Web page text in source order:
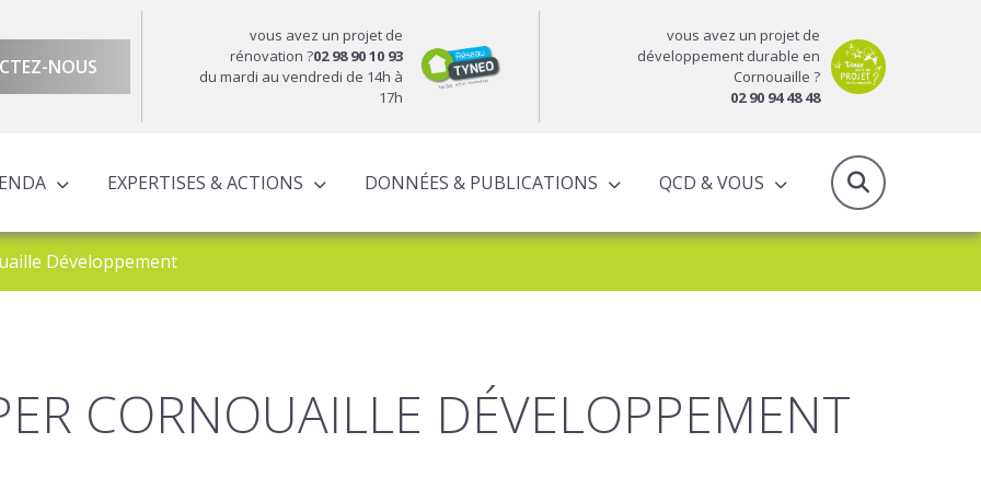
NOUS
vous avez un projet de
rénovation ?02 98 90 10 93
du mardi au vendredi de 14h à
17h
vous avez un projet de
développement durable en
Cornouaille ?
02 90 94 48 48
EXPERTISES & ACTIONS DONNÉES & PUBLICATIONS QCD & VOUS
Développement
CORNOUAILLE DÉVELOPPEMENT